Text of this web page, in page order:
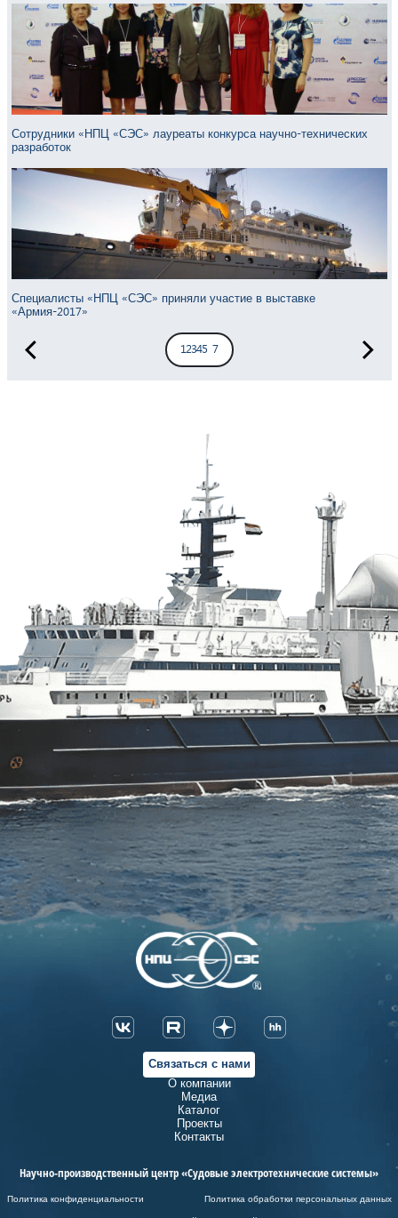
Сотрудники «НПЦ «СЭС» лауреаты конкурса научно-технических
разработок
Специалисты «НПЦ «СЭС» приняли участие в выставке
«Армия-2017»
1234567
Связаться с нами
О компании
Медиа
Каталог
Проекты
Контакты
Научно-производственный центр «Судовые электротехнические системы»
Политика конфиденциальности
Политика обработки персональных данных